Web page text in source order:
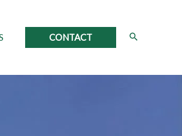
CONTACT